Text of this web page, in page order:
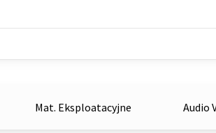
Mat. Eksploatacyjne Audio